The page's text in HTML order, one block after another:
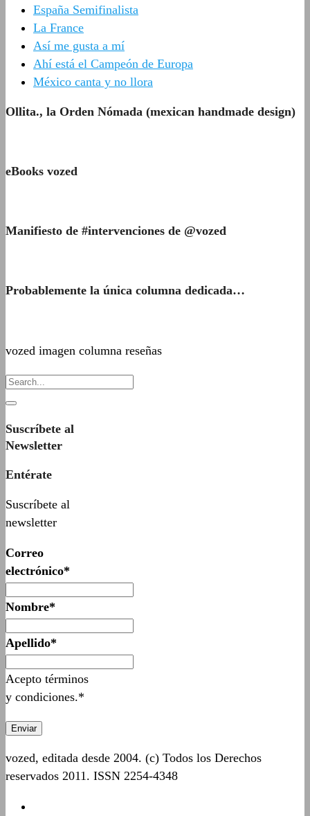
España Semifinalista
La France
Así me gusta a mí
Ahí está el Campeón de Europa
México canta y no llora
Ollita., la Orden Nómada (mexican handmade design)
eBooks vozed
Manifiesto de #intervenciones de @vozed
Probablemente la única columna dedicada…
vozed imagen columna reseñas
Suscríbete al
Newsletter
Entérate
Suscríbete al
newsletter
Correo
electrónico*
Nombre*
Apellido*
Acepto términos
y condiciones.*
vozed, editada desde 2004. (c) Todos los Derechos
reservados 2011. ISSN 2254-4348